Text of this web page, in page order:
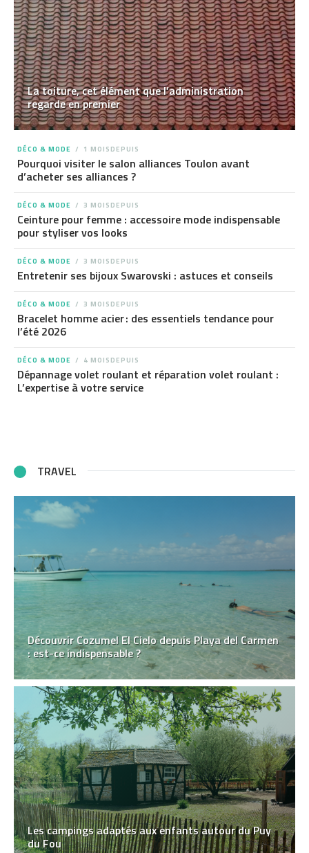
La toiture, cet élément que l’administration
regarde en premier
DÉCO & MODE 1 MOISDEPUIS
Pourquoi visiter le salon alliances Toulon avant
d’acheter ses alliances ?
DÉCO & MODE 3 MOISDEPUIS
Ceinture pour femme : accessoire mode indispensable
pour styliser vos looks
DÉCO & MODE 3 MOISDEPUIS
Entretenir ses bijoux Swarovski : astuces et conseils
DÉCO & MODE 3 MOISDEPUIS
Bracelet homme acier : des essentiels tendance pour
l’été 2026
DÉCO & MODE 4 MOISDEPUIS
Dépannage volet roulant et réparation volet roulant :
L’expertise à votre service
TRAVEL
Découvrir Cozumel El Cielo depuis Playa del Carmen
: est-ce indispensable ?
Les campings adaptés aux enfants autour du Puy
du Fou